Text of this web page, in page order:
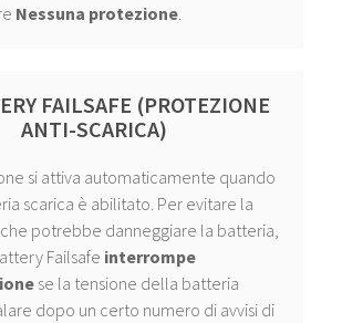
Nessuna protezione
FAILSAFE (PROTEZIONE
ANTI-SCARICA)
si attiva automaticamente quando
scarica è abilitato. Per evitare la
potrebbe danneggiare la batteria,
Failsafe interrompe
se la tensione della batteria
dopo un certo numero di avvisi di